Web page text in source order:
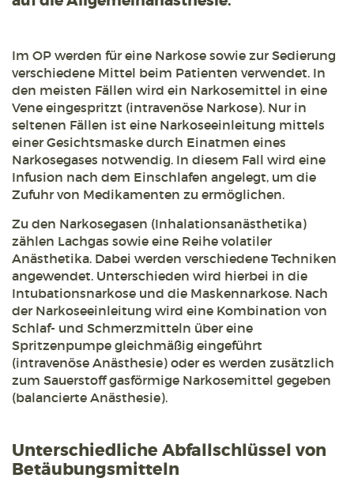
Im OP werden für eine Narkose sowie zur Sedierung
verschiedene Mittel beim Patienten verwendet. In
den meisten Fällen wird ein Narkosemittel in eine
Vene eingespritzt (intravenöse Narkose). Nur in
seltenen Fällen ist eine Narkoseeinleitung mittels
einer Gesichtsmaske durch Einatmen eines
Narkosegases notwendig. In diesem Fall wird eine
Infusion nach dem Einschlafen angelegt, um die
Zufuhr von Medikamenten zu ermöglichen.
Zu den Narkosegasen (Inhalationsanästhetika)
zählen Lachgas sowie eine Reihe volatiler
Anästhetika. Dabei werden verschiedene Techniken
angewendet. Unterschieden wird hierbei in die
Intubationsnarkose und die Maskennarkose. Nach
der Narkoseeinleitung wird eine Kombination von
Schlaf- und Schmerzmitteln über eine
Spritzenpumpe gleichmäßig eingeführt
(intravenöse Anästhesie) oder es werden zusätzlich
zum Sauerstoff gasförmige Narkosemittel gegeben
(balancierte Anästhesie).
Unterschiedliche Abfallschlüssel von
Betäubungsmitteln